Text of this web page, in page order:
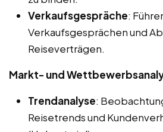
Verkaufsgespräche:
Verkaufsgesprächen und
Reiseverträgen.
Markt- und
Trendanalyse:
Reisetrends und